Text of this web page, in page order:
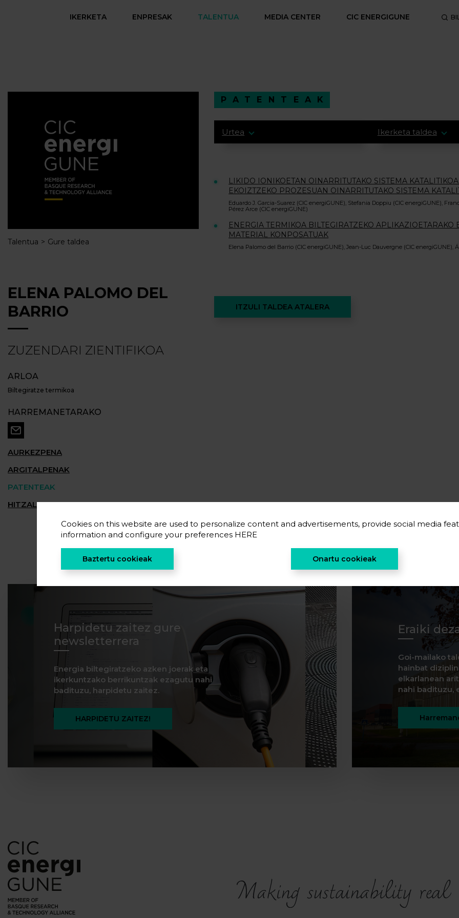
IKERKETA ENPRESAK TALENTUA MEDIA CENTER CIC ENERGIGUNE
Talentua Gure taldea
ELENA PALOMO DEL
BARRIO
ZUZENDARI ZIENTIFIKOA
ARLOA
Biltegiratze termikoa
HARREMANETARAKO
AURKEZPENA
ARGITALPENAK
PATENTEAK
HITZALDIAK
PATENTEAK
Urtea Ikerketa taldea
LIKIDO IONIKOETAN OINARRITUTAKO SISTEMA
EKOIZTZEKO PROZESUAN OINARRITUTAKO SISTEMA
Eduardo J. Garcia-Suarez (CIC energiGUNE), Stefania Doppiu (CIC energiGUNE),
Pérez Arce (CIC energiGUNE)
ENERGIA TERMIKOA BILTEGIRATZEKO
MATERIAL KONPOSATUAK
Elena Palomo del Barrio (CIC energiGUNE), Jean-Luc Dauvergne (CIC energiGUNE),
ITZULI TALDEA ATALERA
Harpidetu zaitez gure
newsletterrera
Energia biltegiratzeko azken joerak eta
ikerkuntzako berrikuntzak ezagutu nahi
badituzu, harpidetu zaitez.
HARPIDETU ZAITEZ!
Eraiki
Goi-mailako
hainbat
elkarlanean
nahi badituzu,
Cookies on this website are used to personalize content and advertisements, provide social media
information and configure your preferences HERE
Baztertu cookieak Onartu cookieak